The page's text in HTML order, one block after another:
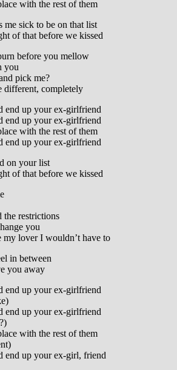
with the rest of them
sick to be on that list
of that before we kissed
before you mellow
you
pick me?
different, completely
end up your ex-girlfriend
end up your ex-girlfriend
with the rest of them
end up your ex-girlfriend
on your list
of that before we kissed
the restrictions
you
my lover I wouldn’t have to
in between
you away
end up your ex-girlfriend
end up your ex-girlfriend
with the rest of them
end up your ex-girl, friend